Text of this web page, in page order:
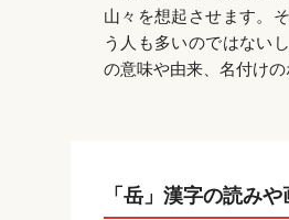
山々を想起させます。
う人も多いのではない
の意味や由来、名付けの
「岳」漢字の読み